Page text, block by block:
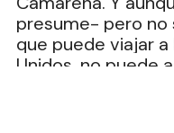
presume- pero
que puede viajar a
Unidos, no puede